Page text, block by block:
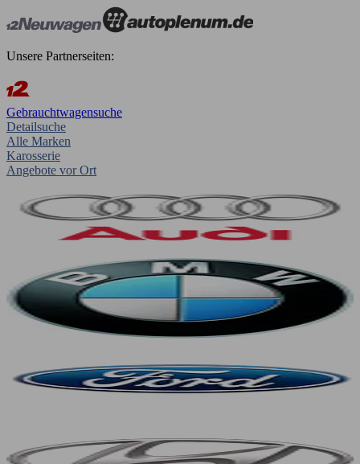
Unsere Partnerseiten:
Gebrauchtwagensuche
Detailsuche
Alle Marken
Karosserie
Angebote vor Ort